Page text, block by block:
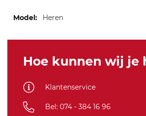
informatie Heren
Hoe kunnen wij je
Klantenservice
Bel: 074 - 384 16 96